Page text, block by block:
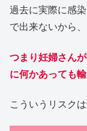
過去に実際に感
で出来ないから
つまり妊婦さん
に何かあっても
こういうリスク